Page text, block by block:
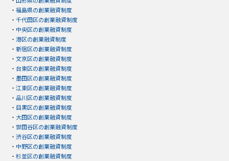
・ 福島県の創業融資制度
・ 千代田区の創業融資制度
・ 中央区の創業融資制度
・ 港区の創業融資制度
・ 新宿区の創業融資制度
・ 文京区の創業融資制度
・ 台東区の創業融資制度
・ 墨田区の創業融資制度
・ 江東区の創業融資制度
・ 品川区の創業融資制度
・ 目黒区の創業融資制度
・ 大田区の創業融資制度
・ 世田谷区の創業融資制度
・ 渋谷区の創業融資制度
・ 中野区の創業融資制度
・ 杉並区の創業融資制度